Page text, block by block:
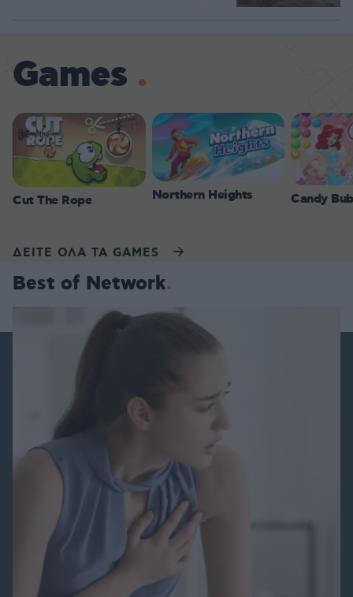
Games
Cut The Rope Northern Heights Candy
ΔΕΙΤΕ ΟΛΑ ΤΑ GAMES
Best of Network